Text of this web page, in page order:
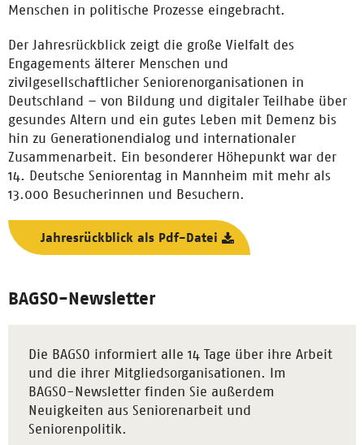
Menschen in politische Prozesse eingebracht.
Der Jahresrückblick zeigt die große Vielfalt des
Engagements älterer Menschen und
zivilgesellschaftlicher Seniorenorganisationen in
Deutschland – von Bildung und digitaler Teilhabe über
gesundes Altern und ein gutes Leben mit Demenz bis
hin zu Generationendialog und internationaler
Zusammenarbeit. Ein besonderer Höhepunkt war der
14. Deutsche Seniorentag in Mannheim mit mehr als
13.000 Besucherinnen und Besuchern.
Jahresrückblick als Pdf-Datei
BAGSO-Newsletter
Die BAGSO informiert alle 14 Tage über ihre Arbeit
und die ihrer Mitgliedsorganisationen. Im
BAGSO-Newsletter finden Sie außerdem
Neuigkeiten aus Seniorenarbeit und
Seniorenpolitik.